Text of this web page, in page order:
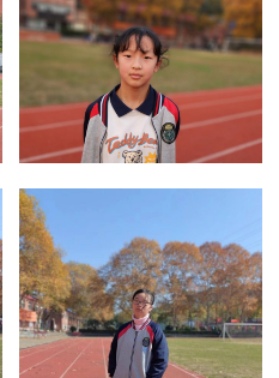
八（1）班肖... +more